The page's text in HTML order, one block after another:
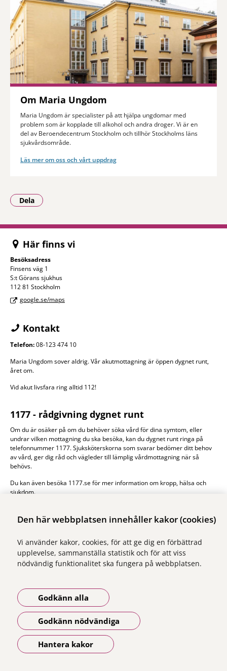
Den här webbplatsen innehåller kakor (cookies)
Vi använder kakor, cookies, för att ge dig en förbättrad
upplevelse, sammanställa statistik och för att viss
nödvändig funktionalitet ska fungera på webbplatsen.
Godkänn alla
Godkänn nödvändiga
Hantera kakor
Om Maria Ungdom
Maria Ungdom är specialister på att hjälpa ungdomar med
problem som är kopplade till alkohol och andra droger. Vi är en
del av Beroendecentrum Stockholm och tillhör Stockholms läns
sjukvårdsområde.
Läs mer om oss och vårt uppdrag
Dela
- Klicka för att öppna delningsalternativ.
Här finns vi
Besöksadress
Finsens väg 1
S:t Görans sjukhus
112 81 Stockholm
google.se/maps
Kontakt
Telefon:08-123 474 10
Maria Ungdom sover aldrig. Vår akutmottagning är öppen dygnet runt,
året om.
Vid akut livsfara ring alltid 112!
1177 - rådgivning dygnet runt
Om du är osäker på om du behöver söka vård för dina symtom, eller
undrar vilken mottagning du ska besöka, kan du dygnet runt ringa på
telefonnummer 1177. Sjuksköterskorna som svarar bedömer ditt behov
av vård, ger dig råd och vägleder till lämplig vårdmottagning när så
behövs.
Du kan även besöka 1177.se för mer information om kropp, hälsa och
sjukdom.
Samtliga bilder på webbplatsen är tagna av fotograf Yanan Li om inget
annat namn anges.
Om webbplatsen
Tillgänglighetsredogörelse